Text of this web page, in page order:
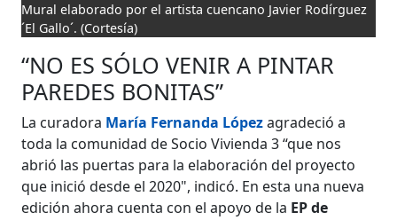
Mural elaborado por el artista cuencano Javier Rodírguez
´El Gallo´. (Cortesía)
“NO ES SÓLO VENIR A PINTAR
PAREDES BONITAS”
La curadora María Fernanda Lópezagradeció a
toda la comunidad de Socio Vivienda 3 “que nos
abrió las puertas para la elaboración del proyecto
que inició desde el 2020", indicó. En esta una nueva
edición ahora cuenta con el apoyo de la EP de